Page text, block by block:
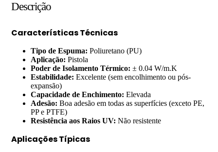
Descrição
Características Técnicas
Tipo de Espuma: Poliuretano (PU)
Aplicação: Pistola
Poder de Isolamento Térmico: ± 0.04 W/m.K
Estabilidade: Excelente (sem encolhimento ou pós-
expansão)
Capacidade de Enchimento: Elevada
Adesão: Boa adesão em todas as superfícies (exceto PE,
PP e PTFE)
Resistência aos Raios UV: Não resistente
Aplicações Típicas